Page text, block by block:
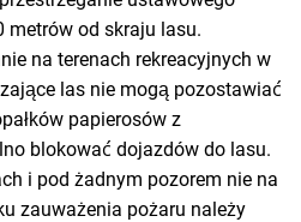
metrów od skraju lasu.
na terenach rekreacyjnych w
las nie mogą pozostawiać
papierosów z
blokować dojazdów do lasu.
i pod żadnym pozorem nie na
zauważenia pożaru należy